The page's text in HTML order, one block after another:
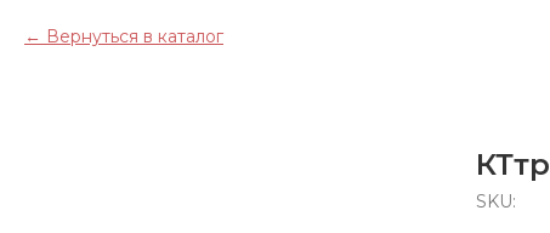
Вернуться в каталог
SKU: